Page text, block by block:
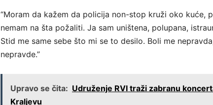
“Moram da kažem da policija non-stop kruži oko kuće,
nemam na šta požaliti. Ja sam uništena, polupana,
Stid me same sebe što mi se to desilo. Boli me
nepravde.”
Upravo se čita: Udruženje RVI traži zabranu
Kraljevu